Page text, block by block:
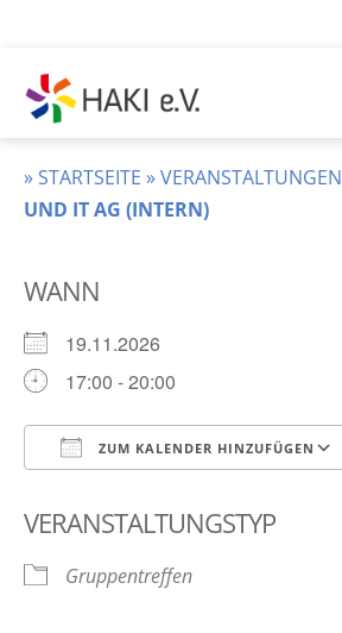
Inhalt
springen
HAKI
e.v.
»STARTSEITE »VERANSTALTUNGEN
UND IT AG (INTERN)
WANN
19.11.2026
17:00 - 20:00
ZUM KALENDER HINZUFÜGEN
VERANSTALTUNGSTYP
Gruppentreffen